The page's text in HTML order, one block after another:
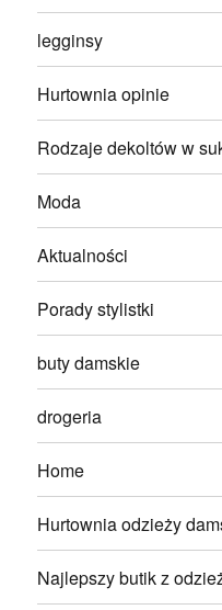
legginsy
Hurtownia opinie
Rodzaje dekoltów w
Moda
Aktualności
Porady stylistki
buty damskie
drogeria
Home
Hurtownia odzieży
Najlepszy butik z